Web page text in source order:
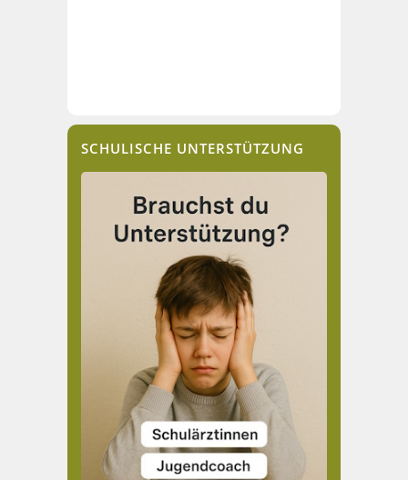
SCHULISCHE UNTERSTÜTZUNG